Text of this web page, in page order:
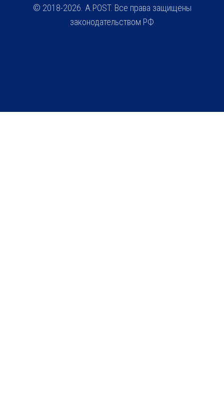
© 2018-2026. A.POST. Все права защищены
законодательством РФ